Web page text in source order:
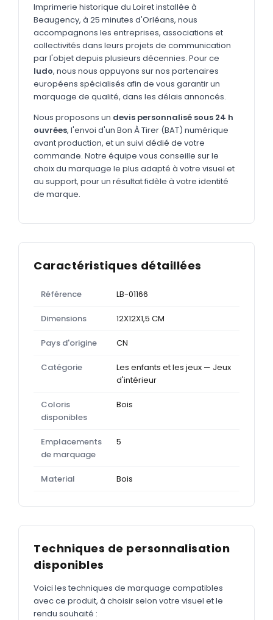
Bureau & écriture
Sacs & voyages
Verres & déjeuner
Technologie
Vêtements
Outils & porte-clés
Cuisine
Imprimerie historique du Loiret installée à
Beaugency, à 25 minutes d'Orléans, nous
accompagnons les entreprises, associations et
collectivités dans leurs projets de communication
par l'objet depuis plusieurs décennies. Pour ce
ludo, nous nous appuyons sur nos partenaires
européens spécialisés afin de vous garantir un
marquage de qualité, dans les délais annoncés.
Nous proposons un devis personnalisé sous 24 h
ouvrées, l'envoi d'un Bon À Tirer (BAT) numérique
avant production, et un suivi dédié de votre
commande. Notre équipe vous conseille sur le
choix du marquage le plus adapté à votre visuel et
au support, pour un résultat fidèle à votre identité
de marque.
Caractéristiques détaillées
Référence LB-01166
Dimensions 12X12X1,5 CM
Pays d'origine CN
Catégorie
Les enfants et les jeux — Jeux
d'intérieur
Coloris
disponibles
Bois
Emplacements
de marquage
5
Material Bois
Techniques de personnalisation
disponibles
Voici les techniques de marquage compatibles
avec ce produit, à choisir selon votre visuel et le
rendu souhaité :